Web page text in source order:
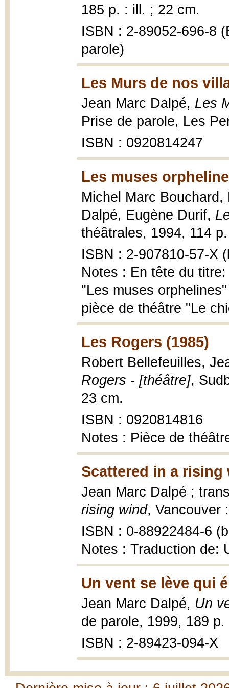
185 p. : ill. ; 22 cm.
ISBN : 2-89052-696-8
parole)
Les Murs de nos
Jean Marc Dalpé, Les
Prise de parole, Les
ISBN : 0920814247
Les muses
Michel Marc
Dalpé, Eugène Durif,
théâtrales, 1994, 114
ISBN : 2-907810-57-X
Notes : En tête du
"Les muses
pièce de théâtre "Le
Les Rogers (1985)
Robert Bellefeuilles,
Rogers - [théâtre],
23 cm.
ISBN : 0920814816
Notes : Pièce de
Scattered in a rising
Jean Marc Dalpé ;
rising wind, Vancouver
ISBN : 0-88922484-6
Notes : Traduction de:
Un vent se lève qui
Jean Marc Dalpé, Un
de parole, 1999, 189 p.
ISBN : 2-89423-094-X